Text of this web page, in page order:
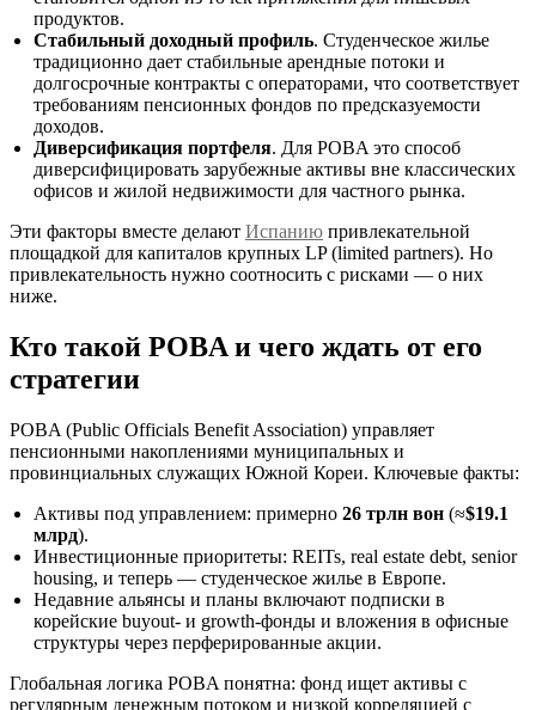
продуктов.
Стабильный доходный профиль. Студенческое жилье
традиционно дает стабильные арендные потоки и
долгосрочные контракты с операторами, что соответствует
требованиям пенсионных фондов по предсказуемости
доходов.
Диверсификация портфеля. Для POBA это способ
диверсифицировать зарубежные активы вне классических
офисов и жилой недвижимости для частного рынка.
Эти факторы вместе делают Испанию привлекательной
площадкой для капиталов крупных LP (limited partners). Но
привлекательность нужно соотносить с рисками — о них
ниже.
Кто такой POBA и чего ждать от его
стратегии
POBA (Public Officials Benefit Association) управляет
пенсионными накоплениями муниципальных и
провинциальных служащих Южной Кореи. Ключевые факты:
Активы под управлением: примерно 26 трлн вон (≈$19.1
млрд).
Инвестиционные приоритеты: REITs, real estate debt, senior
housing, и теперь — студенческое жилье в Европе.
Недавние альянсы и планы включают подписки в
корейские buyout- и growth-фонды и вложения в офисные
структуры через перферированные акции.
Глобальная логика POBA понятна: фонд ищет активы с
регулярным денежным потоком и низкой корреляцией с